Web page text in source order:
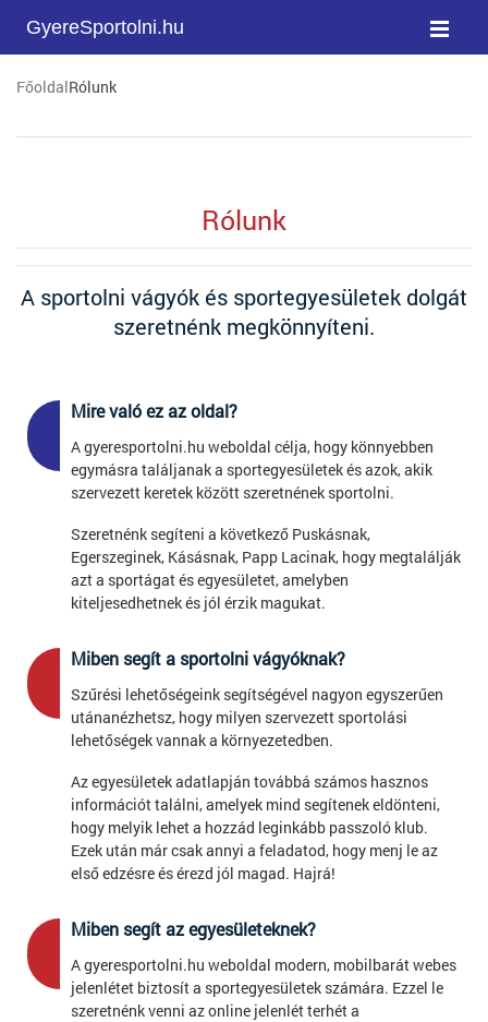
GyereSportolni.hu
FőoldalRólunk
Rólunk
A sportolni vágyók és sportegyesületek dolgát
szeretnénk megkönnyíteni.
Mire való ez az oldal?
A gyeresportolni.hu weboldal célja, hogy könnyebben
egymásra találjanak a sportegyesületek és azok, akik
szervezett keretek között szeretnének sportolni.
Szeretnénk segíteni a következő Puskásnak,
Egerszeginek, Kásásnak, Papp Lacinak, hogy megtalálják
azt a sportágat és egyesületet, amelyben
kiteljesedhetnek és jól érzik magukat.
Miben segít a sportolni vágyóknak?
Szűrési lehetőségeink segítségével nagyon egyszerűen
utánanézhetsz, hogy milyen szervezett sportolási
lehetőségek vannak a környezetedben.
Az egyesületek adatlapján továbbá számos hasznos
információt találni, amelyek mind segítenek eldönteni,
hogy melyik lehet a hozzád leginkább passzoló klub.
Ezek után már csak annyi a feladatod, hogy menj le az
első edzésre és érezd jól magad. Hajrá!
Miben segít az egyesületeknek?
A gyeresportolni.hu weboldal modern, mobilbarát webes
jelenlétet biztosít a sportegyesületek számára. Ezzel le
szeretnénk venni az online jelenlét terhét a